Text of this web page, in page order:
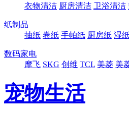
衣物清洁 厨房清洁 卫浴清洁
纸制品
抽纸 卷纸 手帕纸 厨房纸 湿
数码家电
摩飞 SKG 创维 TCL 美菱 美
宠物生活